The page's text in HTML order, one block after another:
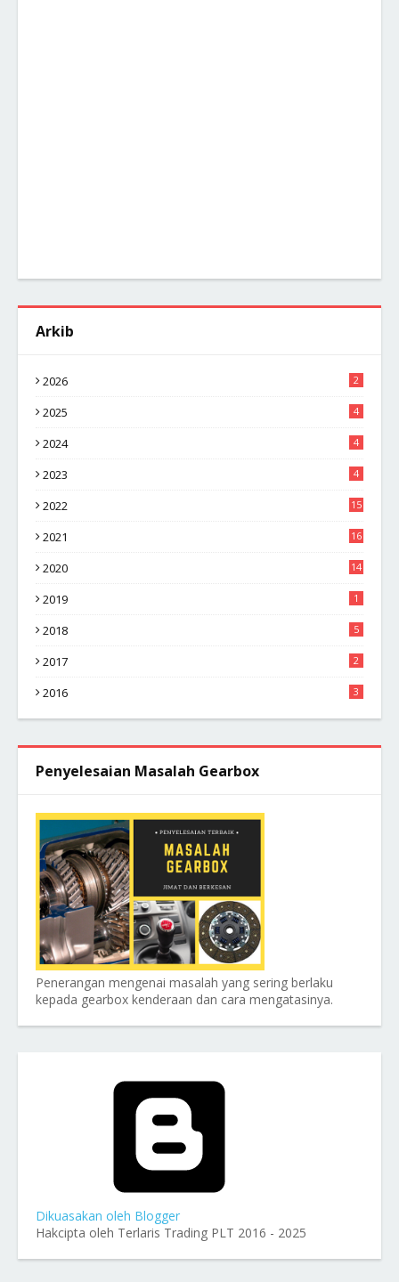
Arkib
2026 2
2025 4
2024 4
2023 4
2022 15
2021 16
2020 14
2019 1
2018 5
2017 2
2016 3
Penyelesaian Masalah Gearbox
Penerangan mengenai masalah yang sering berlaku
kepada gearbox kenderaan dan cara mengatasinya.
Dikuasakan oleh Blogger
Hakcipta oleh Terlaris Trading PLT 2016 - 2025